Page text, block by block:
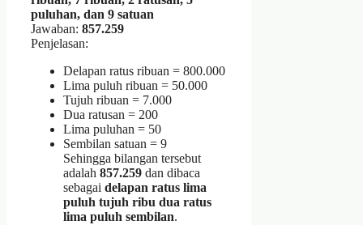
puluhan, dan 9 satuan
Jawaban: 857.259
Penjelasan:
Delapan ratus ribuan = 800.000
Lima puluh ribuan = 50.000
Tujuh ribuan = 7.000
Dua ratusan = 200
Lima puluhan = 50
Sembilan satuan = 9
Sehingga bilangan tersebut
adalah 857.259 dan dibaca
sebagai delapan ratus lima
puluh tujuh ribu dua ratus
lima puluh sembilan.